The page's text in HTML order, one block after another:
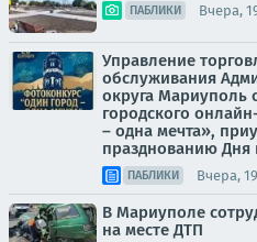
ПАБЛИКИ Вчера,
Управление
обслуживания
округа Мариуполь
городского
– одна мечта»,
празднованию Дня
ПАБЛИКИ Вчера,
В Мариуполе
на месте ДТП